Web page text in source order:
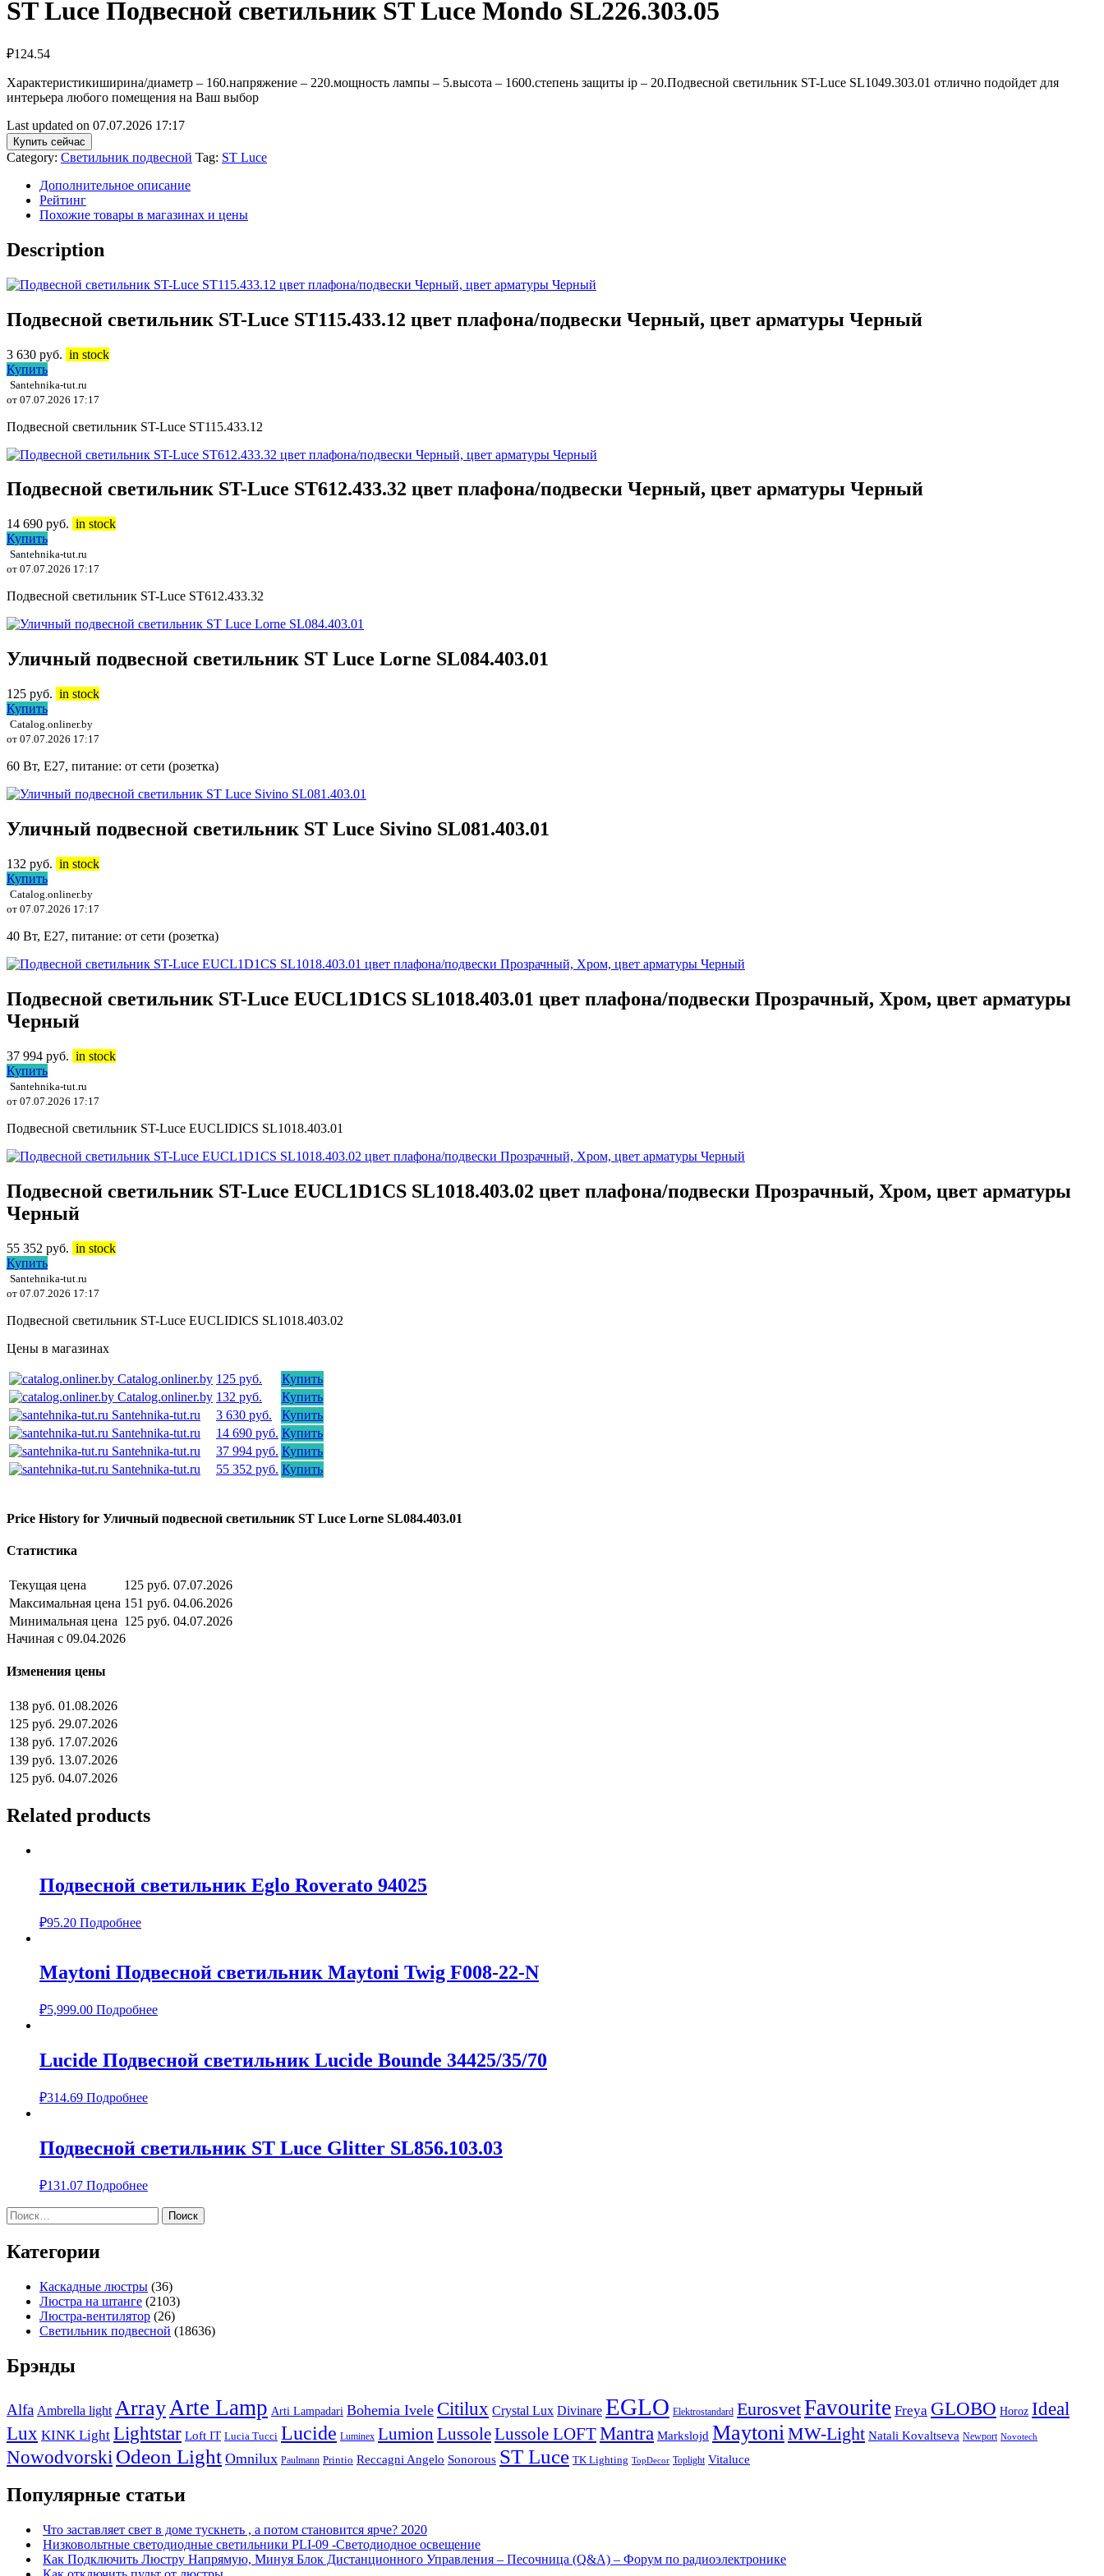
ST Luce Подвесной светильник ST Luce Mondo SL226.303.05
₽124.54
Характеристикиширина/диаметр – 160.напряжение – 220.мощность лампы – 5.высота – 1600.степень защиты ip – 20.Подвесной светильник ST-Luce SL1049.303.01 отлично подойдет для
интерьера любого помещения на Ваш выбор
Last updated on 07.07.2026 17:17
Купить сейчас
Category: Светильник подвесной Tag: ST Luce
Дополнительное описание
Рейтинг
Похожие товары в магазинах и цены
Description
Подвесной светильник ST-Luce ST115.433.12 цвет плафона/подвески Черный, цвет арматуры Черный
3 630 руб. in stock
Купить
Santehnika-tut.ru
от 07.07.2026 17:17
Подвесной светильник ST-Luce ST115.433.12
Подвесной светильник ST-Luce ST612.433.32 цвет плафона/подвески Черный, цвет арматуры Черный
14 690 руб. in stock
Купить
Santehnika-tut.ru
от 07.07.2026 17:17
Подвесной светильник ST-Luce ST612.433.32
Уличный подвесной светильник ST Luce Lorne SL084.403.01
125 руб. in stock
Купить
Catalog.onliner.by
от 07.07.2026 17:17
60 Вт, E27, питание: от сети (розетка)
Уличный подвесной светильник ST Luce Sivino SL081.403.01
132 руб. in stock
Купить
Catalog.onliner.by
от 07.07.2026 17:17
40 Вт, E27, питание: от сети (розетка)
Подвесной светильник ST-Luce EUCL1D1CS SL1018.403.01 цвет плафона/подвески Прозрачный, Хром, цвет арматуры
Черный
37 994 руб. in stock
Купить
Santehnika-tut.ru
от 07.07.2026 17:17
Подвесной светильник ST-Luce EUCLIDICS SL1018.403.01
Подвесной светильник ST-Luce EUCL1D1CS SL1018.403.02 цвет плафона/подвески Прозрачный, Хром, цвет арматуры
Черный
55 352 руб. in stock
Купить
Santehnika-tut.ru
от 07.07.2026 17:17
Подвесной светильник ST-Luce EUCLIDICS SL1018.403.02
Цены в магазинах
Catalog.onliner.by 125 руб.
Купить
Catalog.onliner.by 132 руб.
Купить
Santehnika-tut.ru
3 630 руб.
Купить
Santehnika-tut.ru
14 690 руб. Купить
Santehnika-tut.ru
37 994 руб. Купить
Santehnika-tut.ru
55 352 руб. Купить
Price History for Уличный подвесной светильник ST Luce Lorne SL084.403.01
Статистика
Текущая цена 125 руб. 07.07.2026
Максимальная цена 151 руб. 04.06.2026
Минимальная цена 125 руб. 04.07.2026
Начиная с 09.04.2026
Изменения цены
138 руб. 01.08.2026
125 руб. 29.07.2026
138 руб. 17.07.2026
139 руб. 13.07.2026
125 руб. 04.07.2026
Related products
Подвесной светильник Eglo Roverato 94025
₽95.20 Подробнее
Maytoni Подвесной светильник Maytoni Twig F008-22-N
₽5,999.00 Подробнее
Lucide Подвесной светильник Lucide Bounde 34425/35/70
₽314.69 Подробнее
Подвесной светильник ST Luce Glitter SL856.103.03
₽131.07 Подробнее
Найти:
Категории
Каскадные люстры (36)
Люстра на штанге (2103)
Люстра-вентилятор (26)
Светильник подвесной (18636)
Брэнды
Alfa Ambrella light Array Arte Lamp Arti Lampadari Bohemia Ivele Citilux Crystal Lux Divinare EGLO Elektrostandard EurosvetFavourite Freya GLOBO Horoz Ideal
Lux KINK Light Lightstar Loft IT Lucia Tucci Lucide Luminex Lumion LussoleLussole LOFTMantra Markslojd Maytoni MW-Light Natali Kovaltseva Newport Novotech
Nowodvorski Odeon Light Omnilux Paulmann Printio Reccagni Angelo Sonorous ST Luce TK Lighting TopDecor Toplight Vitaluce
Популярные статьи
Что заставляет свет в доме тускнеть , а потом становится ярче? 2020
Низковольтные светодиодные светильники PLI-09 -Светодиодное освещение
Как Подключить Люстру Напрямую, Минуя Блок Дистанционного Управления – Песочница (Q&A) – Форум по радиоэлектронике